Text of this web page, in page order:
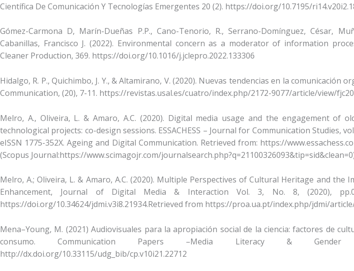
Científica De Comunicación Y Tecnologías Emergentes 20 (2). https://doi.org/10.7195/
Gómez-Carmona D, Marín-Dueñas P.P., Cano-Tenorio, R., Serrano-Domínguez, César,
Cabanillas, Francisco J. (2022). Environmental concern as a moderator of information
Cleaner Production, 369. https://doi.org/10.1016/j.jclepro.2022.133306
Hidalgo, R. P., Quichimbo, J. Y., & Altamirano, V. (2020). Nuevas tendencias en la comunicación
Communication, (20), 7-11. https://revistas.usal.es/cuatro/index.php/2172-9077/article/view/
Melro, A., Oliveira, L. & Amaro, A.C. (2020). Digital media usage and the engagement of
technological projects: co-design sessions. ESSACHESS – Journal for Communication Studies,
eISSN 1775-352X. Ageing and Digital Communication. Retrieved from: https://
(Scopus Journal:https://www.scimagojr.com/
Melro, A.; Oliveira, L. & Amaro, A.C. (2020). Multiple Perspectives of Cultural Heritage and
Enhancement, Journal of Digital Media & Interaction Vol. 3, No. 8, (2020),
https://doi.org/10.34624/jdmi.v3i8.21934.Retrieved from https://proa.ua.pt/index.php/jdmi/
Mena–Young, M. (2021) Audiovisuales para la apropiación social de la ciencia: factores de
consumo. Communication Papers –Media Literacy &
http://dx.doi.org/10.33115/udg_bib/cp.v10i21.22712